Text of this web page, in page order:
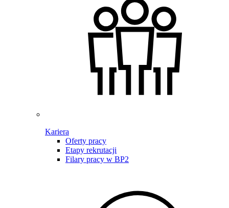
Kariera
Oferty pracy
Etapy rekrutacji
Filary pracy w BP2